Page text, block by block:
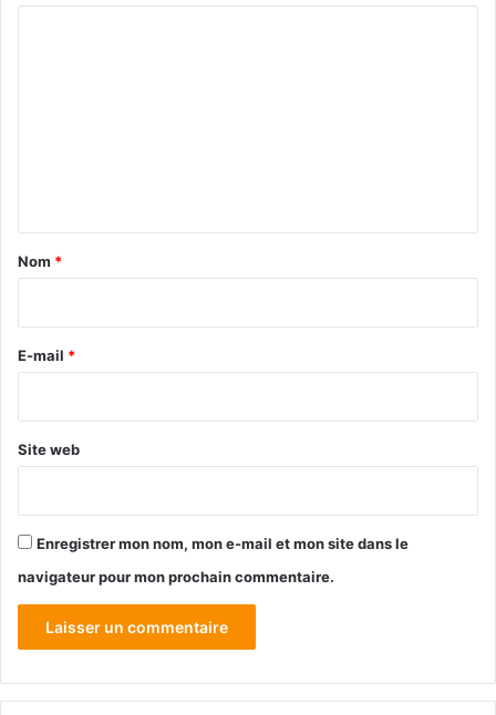
a
e
Nom *
E-mail *
Site web
Enregistrer mon nom, mon e-mail et mon site dans le
navigateur pour mon prochain commentaire.